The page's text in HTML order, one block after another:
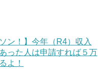
ン！】今年（R4）収入
った人は申請すれば５万
よ！